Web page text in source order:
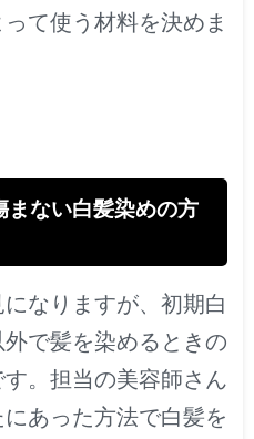
て使う材料を決めま
まない白髪染めの方
なりますが、初期白
で髪を染めるときの
。担当の美容師さん
あった方法で白髪を